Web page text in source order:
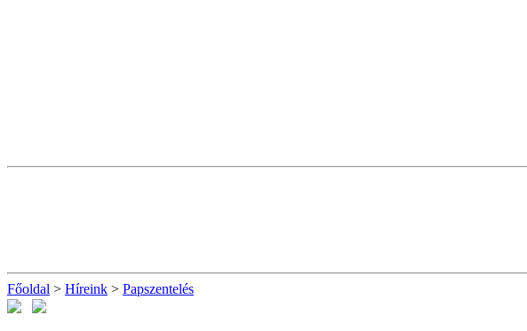
Főoldal > Híreink > Papszentelés